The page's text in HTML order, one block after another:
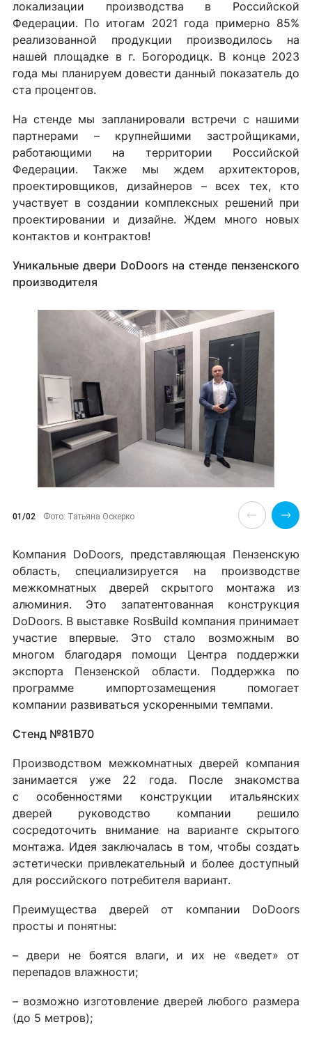
локализации производства в Российской
Федерации. По итогам 2021 года примерно 85%
реализованной продукции производилось на
нашей площадке в г. Богородицк. В конце 2023
года мы планируем довести данный показатель до
ста процентов.
На стенде мы запланировали встречи с нашими
партнерами – крупнейшими застройщиками,
работающими на территории Российской
Федерации. Также мы ждем архитекторов,
проектировщиков, дизайнеров – всех тех, кто
участвует в создании комплексных решений при
проектировании и дизайне. Ждем много новых
контактов и контрактов!
Уникальные двери DoDoors на стенде пензенского
производителя
01/02 Фото: Татьяна Оскерко
Компания DoDoors, представляющая Пензенскую
область, специализируется на производстве
межкомнатных дверей скрытого монтажа из
алюминия. Это запатентованная конструкция
DoDoors. В выставке RosBuild компания принимает
участие впервые. Это стало возможным во
многом благодаря помощи Центра поддержки
экспорта Пензенской области. Поддержка по
программе импортозамещения помогает
компании развиваться ускоренными темпами.
Стенд №81B70
Производством межкомнатных дверей компания
занимается уже 22 года. После знакомства
с особенностями конструкции итальянских
дверей руководство компании решило
сосредоточить внимание на варианте скрытого
монтажа. Идея заключалась в том, чтобы создать
эстетически привлекательный и более доступный
для российского потребителя вариант.
Преимущества дверей от компании DoDoors
просты и понятны:
– двери не боятся влаги, и их не «ведет» от
перепадов влажности;
– возможно изготовление дверей любого размера
(до 5 метров);